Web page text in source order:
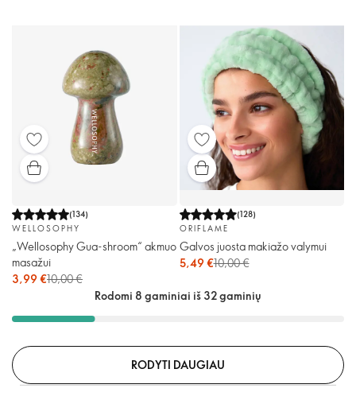
(134)
WELLOSOPHY
„Wellosophy Gua-shroom“ akmuo
masažui
3,99 €10,00 €
(128)
ORIFLAME
Galvos juosta makiažo valymui
5,49 €10,00 €
Rodomi 8 gaminiai iš 32 gaminių
RODYTI DAUGIAU